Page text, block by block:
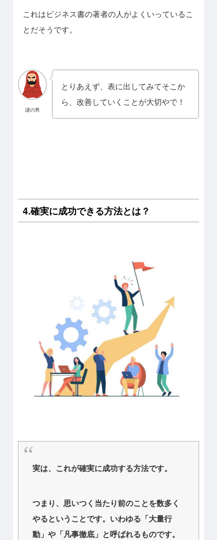
これはビジネス書の著者の人がよくいっているこ
とだそうです。
謎の男
とりあえず、表に出してみてそこか
ら、改善していくことが大切やで！
4.確実に成功できる方法とは？
実は、これが確実に成功する方法です。
つまり、思いつく当たり前のことを数多く
やるということです。いわゆる「大量行
動」や「凡事徹底」と呼ばれるものです。